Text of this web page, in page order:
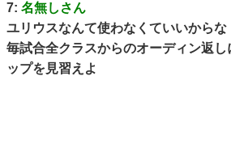
7: 名無しさん
ユリウスなんて使わなくていいからな
毎試合全クラスからのオーディン返し
ップを見習えよ